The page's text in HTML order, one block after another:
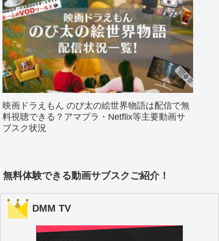
映画ドラえもん のび太の絵世界物語は配信で無
料視聴できる？アマプラ・Netflix等主要動画サ
ブスク状況
無料体験できる動画サブスクご紹介！
DMM TV